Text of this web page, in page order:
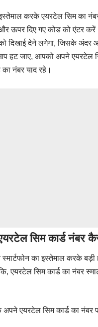
करके एयरटेल सिम का
ऊपर दिए गए कोड को एंटर
दिखाई देने लगेगा, जिसके अंदर
जाए, आपको अपने एयरटेल
नंबर याद रहे।
सिम कार्ड नंबर
का इस्तेमाल करके
एयरटेल सिम कार्ड का नंबर
अपने एयरटेल सिम कार्ड का